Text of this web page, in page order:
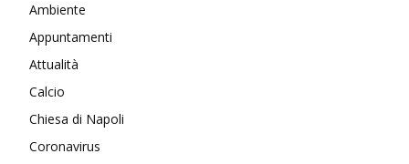
Ambiente
Appuntamenti
Attualità
Calcio
Chiesa di Napoli
Coronavirus